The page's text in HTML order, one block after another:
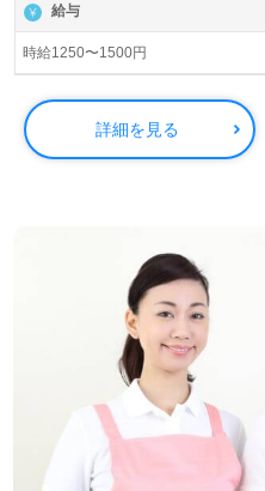
給与
時給1250〜1500円
詳細を見る